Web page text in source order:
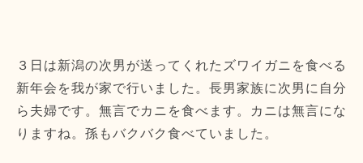
３日は新潟の次男が送ってくれたズワイガニを食べる
新年会を我が家で行いました。長男家族に次男に自分
ら夫婦です。無言でカニを食べます。カニは無言にな
りますね。孫もバクバク食べていました。